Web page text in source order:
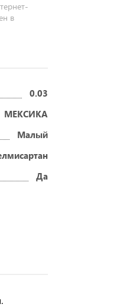
в
0.03
МЕКСИКА
Малый
Да